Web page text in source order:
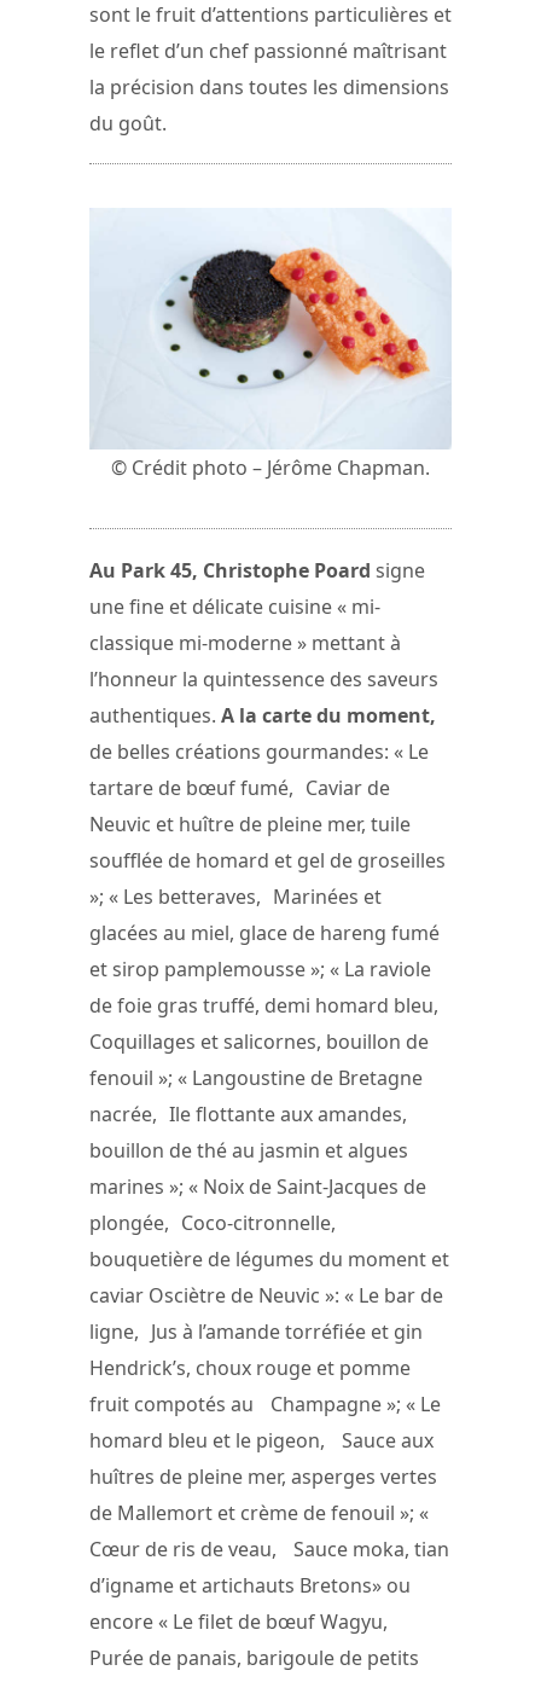
sont le fruit d’attentions particulières et
le reflet d’un chef passionné maîtrisant
la précision dans toutes les dimensions
du goût.
© Crédit photo – Jérôme Chapman.
Au Park 45, Christophe Poard signe
une fine et délicate cuisine « mi-
classique mi-moderne » mettant à
l’honneur la quintessence des saveurs
authentiques. A la carte du moment,
de belles créations gourmandes: « Le
tartare de bœuf fumé, Caviar de
Neuvic et huître de pleine mer, tuile
soufflée de homard et gel de groseilles
»; « Les betteraves, Marinées et
glacées au miel, glace de hareng fumé
et sirop pamplemousse »; « La raviole
de foie gras truffé, demi homard bleu,
Coquillages et salicornes, bouillon de
fenouil »; « Langoustine de Bretagne
nacrée, Ile flottante aux amandes,
bouillon de thé au jasmin et algues
marines »; « Noix de Saint-Jacques de
plongée, Coco-citronnelle,
bouquetière de légumes du moment et
caviar Osciètre de Neuvic »: « Le bar de
ligne, Jus à l’amande torréfiée et gin
Hendrick’s, choux rouge et pomme
fruit compotés au Champagne »; « Le
homard bleu et le pigeon, Sauce aux
huîtres de pleine mer, asperges vertes
de Mallemort et crème de fenouil »; «
Cœur de ris de veau, Sauce moka, tian
d’igname et artichauts Bretons» ou
encore « Le filet de bœuf Wagyu,
Purée de panais, barigoule de petits